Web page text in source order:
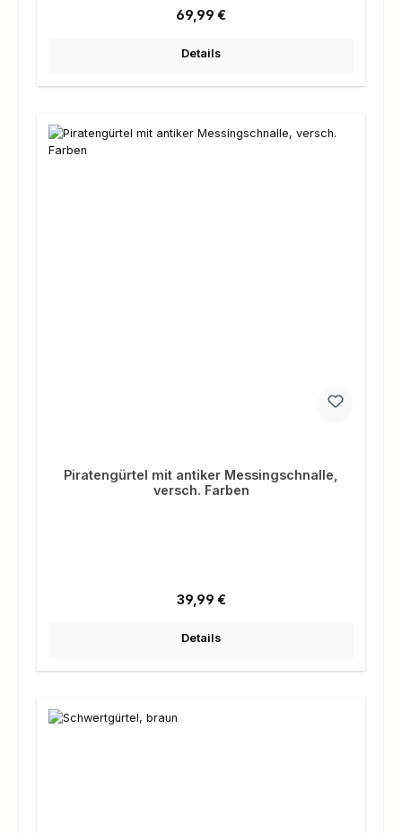
Regulärer Preis:
69,99 €
Details
Piratengürtel mit antiker Messingschnalle,
versch. Farben
Regulärer Preis:
39,99 €
Details